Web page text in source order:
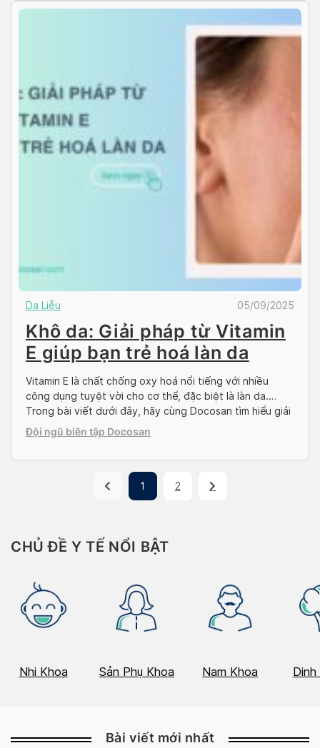
Da Liễu 05/09/2025
Khô da: Giải pháp từ Vitamin
E giúp bạn trẻ hoá làn da
Vitamin E là chất chống oxy hoá nổi tiếng với nhiều
công dụng tuyệt vời cho cơ thể, đặc biệt là làn da.
Trong bài viết dưới đây, hãy cùng Docosan tìm hiểu giải
pháp cải thiện khô da bằng vitamin E để áp dụng cho
làn da của mình bạn nhé! Vitamin E là […]
Đội ngũ biên tập Docosan
1 2
CHỦ ĐỀ Y TẾ NỔI BẬT
Nhi Khoa Sản Phụ Khoa Nam Khoa
Bài viết mới nhất